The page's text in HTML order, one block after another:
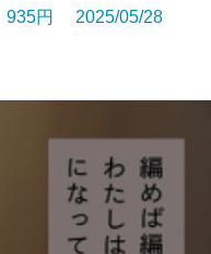
円 2025/05/28